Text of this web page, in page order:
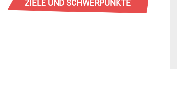
ZIELE UND SCHWERPUNKTE